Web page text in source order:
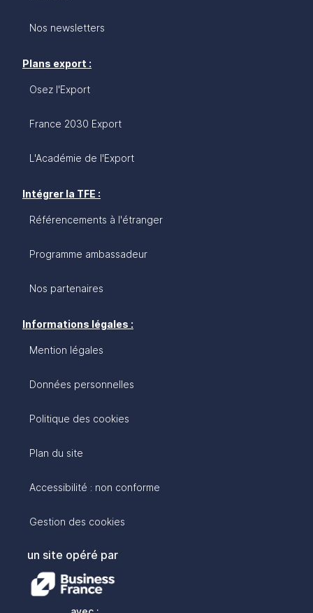
Nos newsletters
Plans export :
Osez l'Export
France 2030 Export
L'Académie de l'Export
Intégrer la TFE :
Référencements à l'étranger
Programme ambassadeur
Nos partenaires
Informations légales :
Mention légales
Données personnelles
Politique des cookies
Plan du site
Accessibilité : non conforme
Gestion des cookies
un site opéré par